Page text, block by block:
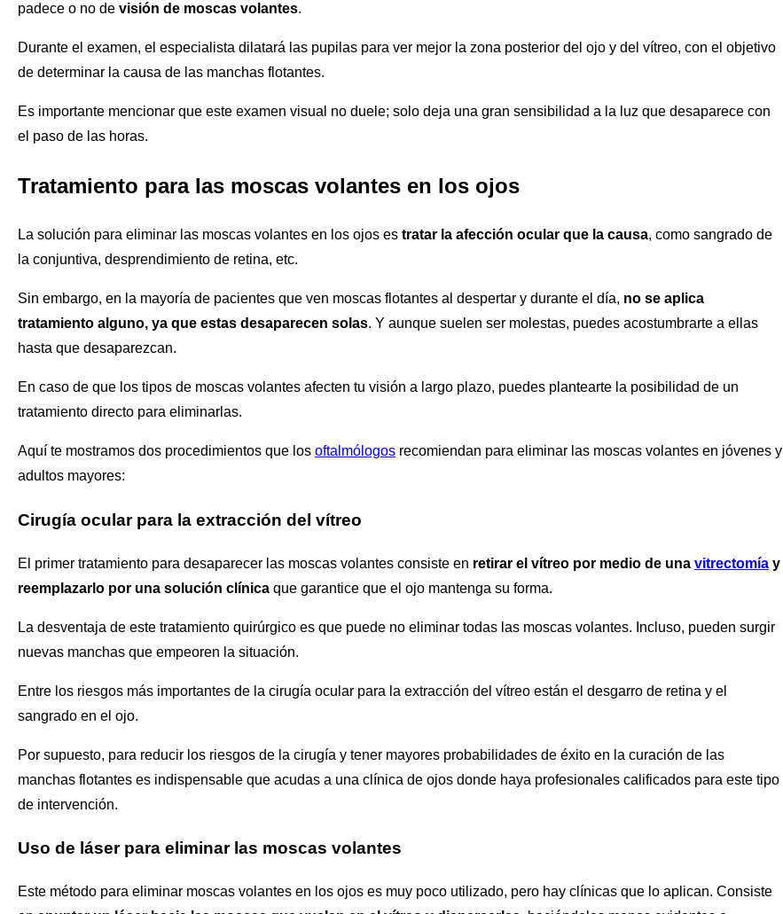
padece o no de visión de moscas volantes.
Durante el examen, el especialista dilatará las pupilas para ver mejor la zona posterior del ojo y del vítreo, con el objetivo
de determinar la causa de las manchas flotantes.
Es importante mencionar que este examen visual no duele; solo deja una gran sensibilidad a la luz que desaparece con
el paso de las horas.
Tratamiento para las moscas volantes en los ojos
La solución para eliminar las moscas volantes en los ojos es tratar la afección ocular que la causa, como sangrado de
la conjuntiva, desprendimiento de retina, etc.
Sin embargo, en la mayoría de pacientes que ven moscas flotantes al despertar y durante el día, no se aplica
tratamiento alguno, ya que estas desaparecen solas. Y aunque suelen ser molestas, puedes acostumbrarte a ellas
hasta que desaparezcan.
En caso de que los tipos de moscas volantes afecten tu visión a largo plazo, puedes plantearte la posibilidad de un
tratamiento directo para eliminarlas.
Aquí te mostramos dos procedimientos que los oftalmólogos recomiendan para eliminar las moscas volantes en jóvenes y
adultos mayores:
Cirugía ocular para la extracción del vítreo
El primer tratamiento para desaparecer las moscas volantes consiste en retirar el vítreo por medio de una vitrectomía y
reemplazarlo por una solución clínica que garantice que el ojo mantenga su forma.
La desventaja de este tratamiento quirúrgico es que puede no eliminar todas las moscas volantes. Incluso, pueden surgir
nuevas manchas que empeoren la situación.
Entre los riesgos más importantes de la cirugía ocular para la extracción del vítreo están el desgarro de retina y el
sangrado en el ojo.
Por supuesto, para reducir los riesgos de la cirugía y tener mayores probabilidades de éxito en la curación de las
manchas flotantes es indispensable que acudas a una clínica de ojos donde haya profesionales calificados para este tipo
de intervención.
Uso de láser para eliminar las moscas volantes
Este método para eliminar moscas volantes en los ojos es muy poco utilizado, pero hay clínicas que lo aplican. Consiste